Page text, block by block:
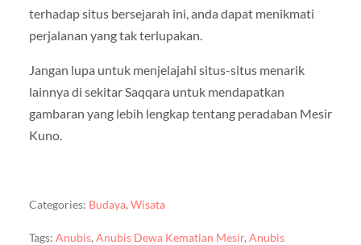
terhadap situs bersejarah ini, anda dapat menikmati
perjalanan yang tak terlupakan.
Jangan lupa untuk menjelajahi situs-situs menarik
lainnya di sekitar Saqqara untuk mendapatkan
gambaran yang lebih lengkap tentang peradaban Mesir
Kuno.
Categories: Budaya,Wisata
Tags: Anubis, Anubis Dewa Kematian Mesir, Anubis